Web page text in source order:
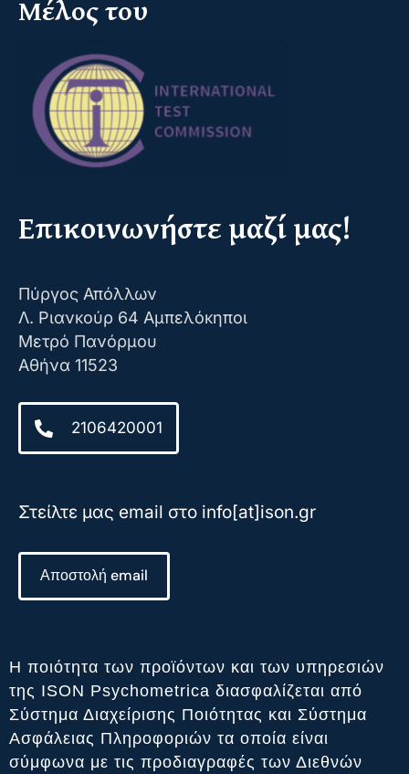
Μέλος του
Επικοινωνήστε μαζί μας!
Πύργος Απόλλων
Λ. Ριανκούρ 64 Αμπελόκηποι
Μετρό Πανόρμου
Αθήνα 11523
2106420001
Στείλτε μας email στο info[at]ison.gr
Αποστολή email
Η ποιότητα των προϊόντων και των υπηρεσιών
της ISON Psychometrica διασφαλίζεται από
Σύστημα Διαχείρισης Ποιότητας και Σύστημα
Ασφάλειας Πληροφοριών τα οποία είναι
σύμφωνα με τις προδιαγραφές των Διεθνών